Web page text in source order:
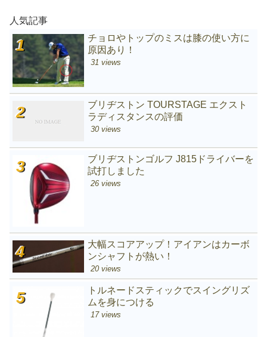
人気記事
チョロやトップのミスは膝の使い方に
原因あり！
31 views
ブリヂストン TOURSTAGE エクスト
ラディスタンスの評価
30 views
ブリヂストンゴルフ J815ドライバーを
試打しました
26 views
大幅スコアアップ！アイアンはカーボ
ンシャフトが熱い！
20 views
トルネードスティックでスイングリズ
ムを身につける
17 views